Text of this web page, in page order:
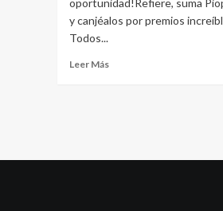
oportunidad!Refiere, suma
y canjéalos por premios
Todos...
Leer Más